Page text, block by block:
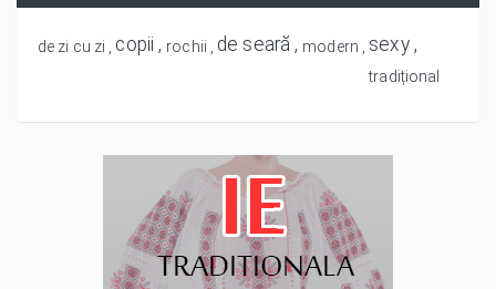
de zi cu zi copii rochii de seară modern sexy
tradițional